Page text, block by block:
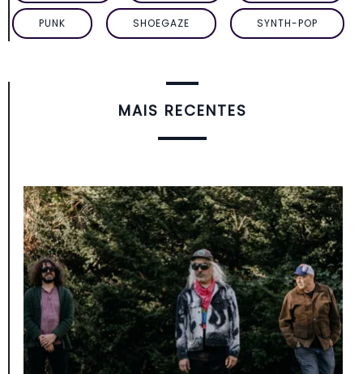
PUNK SHOEGAZE SYNTH-POP
MAIS RECENTES